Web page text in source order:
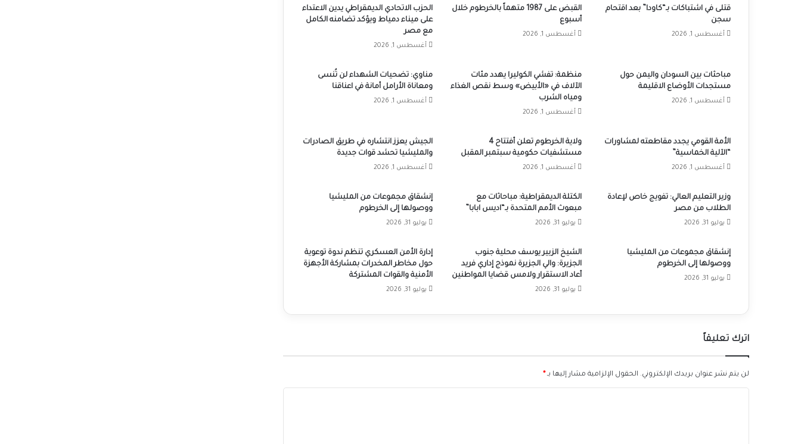
قتلى في اشتباكات بـ“كاودا” بعد اقتحام
سجن
أغسطس 1, 2026
القبض على 1987 متهماً بالخرطوم خلال
أسبوع
أغسطس 1, 2026
الحزب الاتحادي الديمقراطي يدين الاعتداء
على ميناء دمياط ويؤكد تضامنه الكامل
مع مصر
أغسطس 1, 2026
مباحثات بين السودان واليمن حول
مستجدات الأوضاع الاقليمة
أغسطس 1, 2026
منظمة: تفشي الكوليرا يهدد مئات
الآلاف في «الأبيض» وسط نقص الغذاء
ومياه الشرب
أغسطس 1, 2026
مناوي: تضحيات الشهداء لن تُنسى
ومعاناة الأرامل أمانة في اعناقنا
أغسطس 1, 2026
الأمة القومي يجدد مقاطعته لمشاورات
“الآلية الخماسية”
أغسطس 1, 2026
ولاية الخرطوم تعلن أفتتاح 4
مستشفيات حكومية سبتمبر المقبل
أغسطس 1, 2026
الجيش يعزز انتشاره في طريق الصادرات
والمليشيا تحشد قوات جديدة
أغسطس 1, 2026
وزير التعليم العالي: تفويج خاص لإعادة
الطلاب من مصر
يوليو 31, 2026
الكتلة الديمقراطية: مباحاثات مع
مبعوث الأمم المتحدة بـ“اديس ابابا”
يوليو 31, 2026
إنشقاق مجموعات من المليشيا
ووصولها إلى الخرطوم
يوليو 31, 2026
إنشقاق مجموعات من المليشيا
ووصولها إلى الخرطوم
يوليو 31, 2026
الشيخ الزبير يوسف محلية جنوب
الجزيرة: والي الجزيرة نموذج إداري فريد
أعاد الاستقرار ولامس قضايا المواطنين
يوليو 31, 2026
إدارة الأمن العسكري تنظم ندوة توعوية
حول مخاطر المخدرات بمشاركة الأجهزة
الأمنية والقوات المشتركة
يوليو 31, 2026
اترك تعليقاً
لن يتم نشر عنوان بريدك الإلكتروني. الحقول الإلزامية مشار إليها بـ*